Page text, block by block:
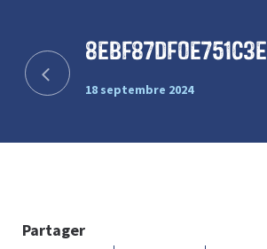
8ebf87df0e751c3e
18 septembre 2024
Partager